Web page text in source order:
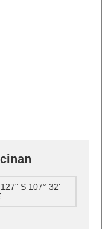
S 107° 32'